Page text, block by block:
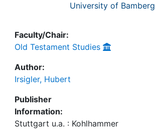
University of Bamberg
Faculty/Chair:
Old Testament Studies
Author:
Irsigler, Hubert
Publisher
Information:
Stuttgart u.a. : Kohlhammer